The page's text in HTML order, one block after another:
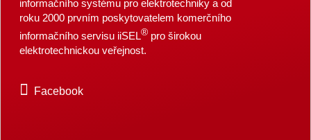
informačního systému pro elektrotechniky a od
roku 2000 prvním poskytovatelem komerčního
informačního servisu iiSEL®pro širokou
elektrotechnickou veřejnost.
Facebook